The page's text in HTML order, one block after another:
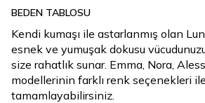
BEDEN TABLOSU
Kendi kumaşı ile astarlanmış olan
esnek ve yumuşak dokusu
size rahatlık sunar. Emma, Nora,
modellerinin farklı renk seçenekleri
tamamlayabilirsiniz.